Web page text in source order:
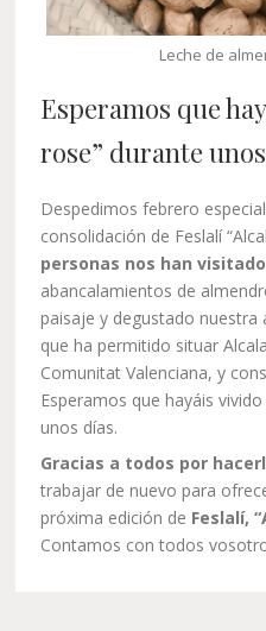
Leche de
Esperamos que
rose” durante
Despedimos febrero
consolidación de Feslalí
personas nos han visitado
abancalamientos de
paisaje y degustado
que ha permitido situar
Comunitat Valenciana, y
Esperamos que hayáis
unos días.
Gracias a todos por
trabajar de nuevo para
próxima edición de Feslalí,
Contamos con todos